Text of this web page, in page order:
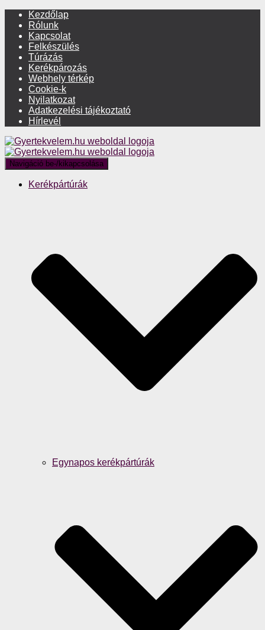
Kezdőlap
Rólunk
Kapcsolat
Felkészülés
Túrázás
Kerékpározás
Webhely térkép
Cookie-k
Nyilatkozat
Adatkezelési tájékoztató
Hírlevél
Navigáció be-/kikapcsolása
Kerékpártúrák
Egynapos kerékpártúrák